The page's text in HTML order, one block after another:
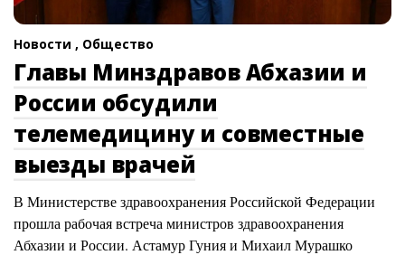
Новости , Общество
Главы Минздравов Абхазии и
России обсудили
телемедицину и совместные
выезды врачей
В Министерстве здравоохранения Российской Федерации
прошла рабочая встреча министров здравоохранения
Абхазии и России. Астамур Гуния и Михаил Мурашко